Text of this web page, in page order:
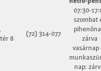
tér 8
(72) 314-077
07:30-
szombat
zárva
vasárnap
nap: